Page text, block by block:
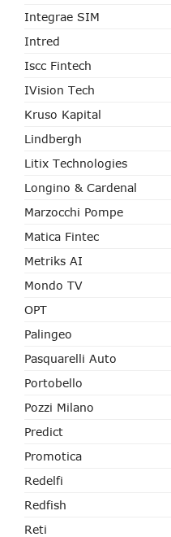
Integrae SIM
Intred
Iscc Fintech
IVision Tech
Kruso Kapital
Lindbergh
Litix Technologies
Longino & Cardenal
Marzocchi Pompe
Matica Fintec
Metriks AI
Mondo TV
OPT
Palingeo
Pasquarelli Auto
Portobello
Pozzi Milano
Predict
Promotica
Redelfi
Redfish
Reti